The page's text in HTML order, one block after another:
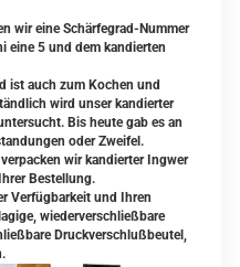
wir eine Schärfegrad-Nummer
eine 5 und dem kandierten
ist auch zum Kochen und
wird unser kandierter
Bis heute gab es an
oder Zweifel.
wir kandierter Ingwer
Bestellung.
Verfügbarkeit und Ihren
wiederverschließbare
Druckverschlußbeutel,